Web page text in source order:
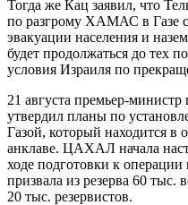
Тогда же Кац заявил, что
по разгрому ХАМАС в Газе
эвакуации населения и
будет продолжаться до тех
условия Израиля по
21 августа премьер-
утвердил планы по
Газой, который находится в
анклаве. ЦАХАЛ начала
ходе подготовки к
призвала из резерва 60
20 тыс. резервистов.